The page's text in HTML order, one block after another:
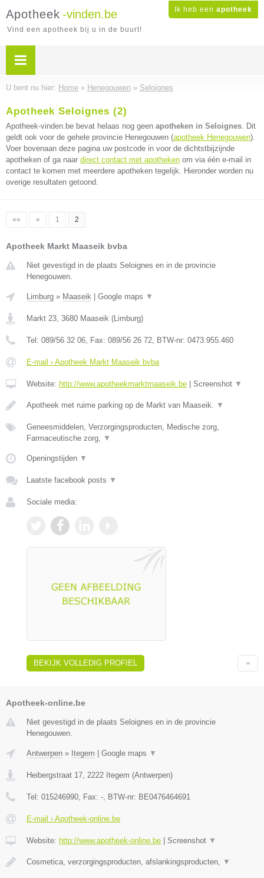
Ik heb een apotheek
Apotheek -vinden.be
Vind een apotheek bij u in de buurt!
U bent nu hier: Home » Henegouwen » Seloignes
Apotheek Seloignes (2)
Apotheek-vinden.be bevat helaas nog geen apotheken in Seloignes. Dit
geldt ook voor de gehele provincie Henegouwen (apotheek Henegouwen).
Voer bovenaan deze pagina uw postcode in voor de dichtstbijzijnde
apotheken of ga naar direct contact met apotheken om via één e-mail in
contact te komen met meerdere apotheken tegelijk. Hieronder worden nu
overige resultaten getoond.
«« « 1 2
Apotheek Markt Maaseik bvba
Niet gevestigd in de plaats Seloignes en in de provincie
Henegouwen.
Limburg » Maaseik Google maps ▼
Markt 23, 3680 Maaseik (Limburg)
Tel: 089/56 32 06, Fax: 089/56 26 72, BTW-nr: 0473.955.460
E-mail › Apotheek Markt Maaseik bvba
Website: http://www.apotheekmarktmaaseik.be Screenshot ▼
Apotheek met ruime parking op de Markt van Maaseik. ▼
Geneesmiddelen, Verzorgingsproducten, Medische zorg,
Farmaceutische zorg, ▼
Openingstijden ▼
Laatste facebook posts ▼
Sociale media:
BEKIJK VOLLEDIG PROFIEL
Apotheek-online.be
Niet gevestigd in de plaats Seloignes en in de provincie
Henegouwen.
Antwerpen » Itegem | Google maps ▼
Heibergstraat 17 2222 Itegem (Antwerpen)
Tel: 015246990 , Fax: - , BTW-nr: BE0476464691
E-mail › Apotheek-online.be
Website: http://www.apotheek-online.be | Screenshot ▼
Cosmetica, verzorgingsproducten, afslankingsproducten, ▼